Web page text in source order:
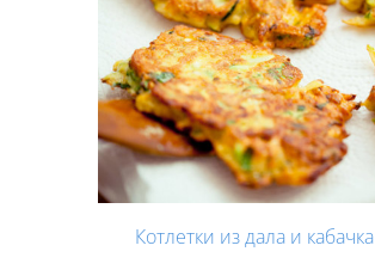
Котлетки из дала и кабачка